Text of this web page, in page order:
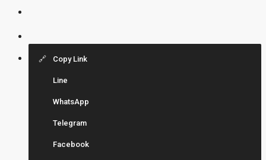
Copy Link
Line
WhatsApp
Telegram
Facebook